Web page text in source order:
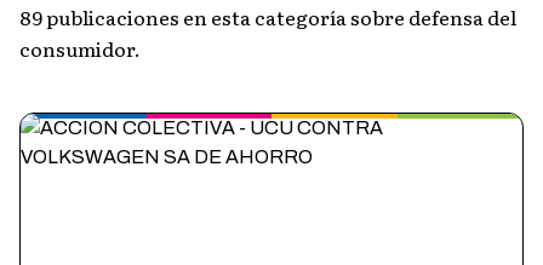
NOTICIAS
EDUCACIÓN FINANCIERA
OBSERVATORIO
89 publicaciones en esta categoría sobre defensa del
consumidor.